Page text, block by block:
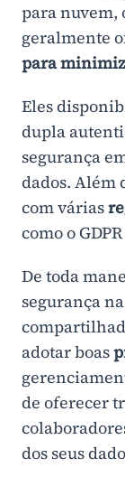
para nuvem,
geralmente
para
Eles
dupla
segurança
dados. Além
com várias
como o
De toda
segurança
adotar boas
de oferecer
dos seus